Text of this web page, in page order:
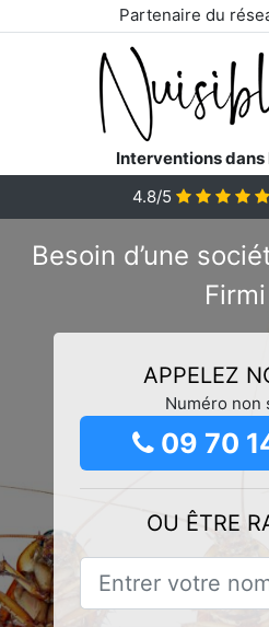
Partenaire du
Interventions dans
4.8/5
Besoin d’une
APPELEZ
Numéro non
09 70
OU ÊTRE